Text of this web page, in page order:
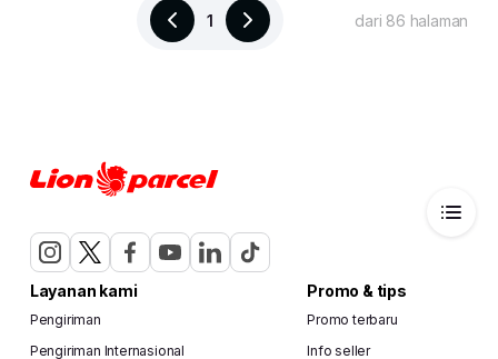
1 dari 86 halaman
Layanan kami
Pengiriman
Pengiriman Internasional
Promo & tips
Promo terbaru
Info seller